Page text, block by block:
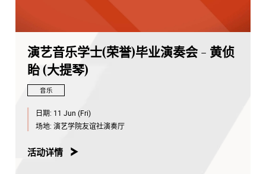
演艺音乐学士(荣誉)毕业演奏会 - 黄侦
眙 (大提琴)
音乐
日期: 11 Jun (Fri)
场地: 演艺学院友谊社演奏厅
活动详情